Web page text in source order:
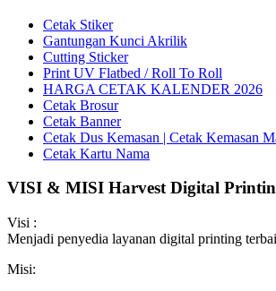
Cetak Stiker
Gantungan Kunci Akrilik
Cutting Sticker
Print UV Flatbed / Roll To Roll
HARGA CETAK KALENDER 2026
Cetak Brosur
Cetak Banner
Cetak Dus Kemasan | Cetak Kemasan
Cetak Kartu Nama
VISI & MISI Harvest Digital
Visi :
Menjadi penyedia layanan digital printing
Misi: